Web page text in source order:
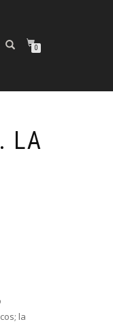
0
LA
la